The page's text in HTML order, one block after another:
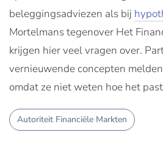
beleggingsadviezen als bij
Mortelmans tegenover Het
krijgen hier veel vragen over.
vernieuwende concepten
omdat ze niet weten hoe het
Autoriteit Financiële Markten